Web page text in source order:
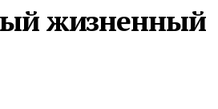
жизненный